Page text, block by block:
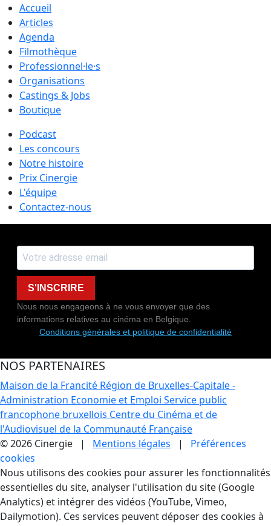
Accueil
Articles
Agenda
Filmothèque
Professionnel·le·s
Organisations
Castings & Jobs
Boutique
Podcast
Les concours
Notre histoire
Prix Cinergie
L'équipe
Contactez-nous
S'INSCRIRE
Nous nous engageons à ne vous envoyer que des
informations relatives au cinéma en Belgique.
Conditions générales et politique de confidentialité
NOS PARTENAIRES
Maison de la Francité Région de Bruxelles-Capitale -
Administration Economie et Emploi Service public
francophone bruxellois Centre du Cinéma et de
l'Audiovisuel de la Communauté Française
© 2026 Cinergie | Mentions légales | Préférences
cookies
Gestion des Cookies
Nous utilisons des cookies pour assurer les fonctionnalités
essentielles du site, analyser l'utilisation du site (Google
Analytics) et intégrer des vidéos (YouTube, Vimeo,
Dailymotion). Ces services peuvent déposer des cookies à